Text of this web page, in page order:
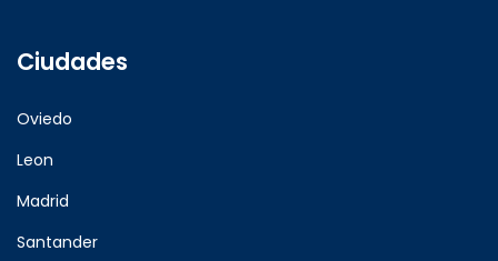
Ciudades
Oviedo
Leon
Madrid
Santander